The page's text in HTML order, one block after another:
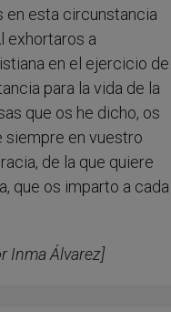
en esta circunstancia
exhortaros a
en el ejercicio de
para la vida de la
que os he dicho, os
siempre en vuestro
de la que quiere
que os imparto a cada
Inma Álvarez]